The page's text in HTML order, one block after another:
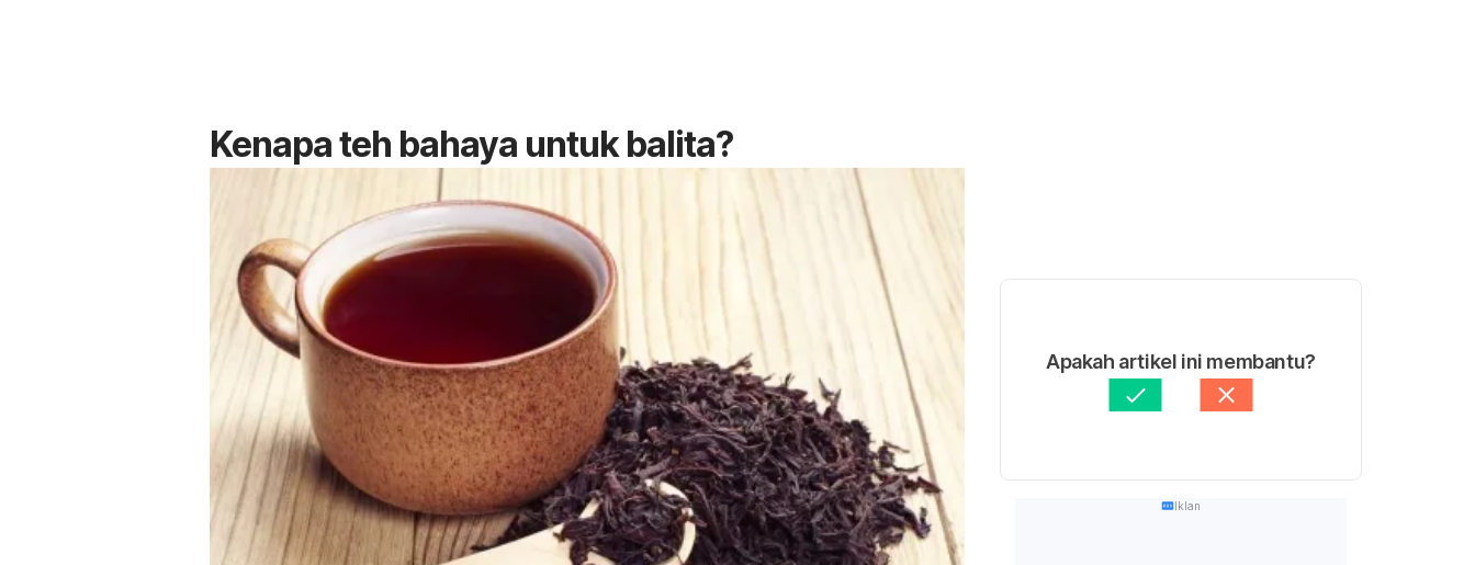
Kenapa teh bahaya untuk balita?
Apakah artikel ini membantu?
Iklan